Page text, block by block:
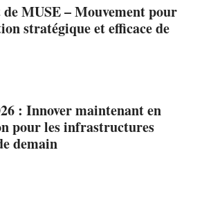
MUSE – Mouvement pour
stratégique et efficace de
: Innover maintenant en
pour les infrastructures
demain